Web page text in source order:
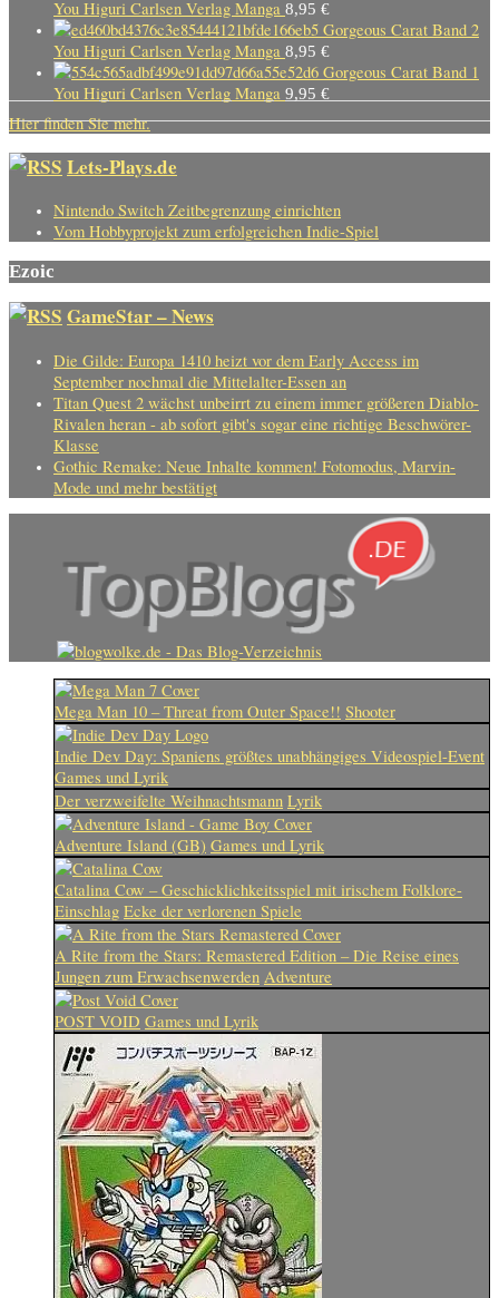
You Higuri Carlsen Verlag Manga 8,95 €
Gorgeous Carat Band 2
You Higuri Carlsen Verlag Manga 8,95 €
Gorgeous Carat Band 1
You Higuri Carlsen Verlag Manga 9,95 €
Hier finden Sie mehr.
Lets-Plays.de
Nintendo Switch Zeitbegrenzung einrichten
Vom Hobbyprojekt zum erfolgreichen Indie-Spiel
Ezoic
GameStar – News
Die Gilde: Europa 1410 heizt vor dem Early Access im
September nochmal die Mittelalter-Essen an
Titan Quest 2 wächst unbeirrt zu einem immer größeren Diablo-
Rivalen heran - ab sofort gibt's sogar eine richtige Beschwörer-
Klasse
Gothic Remake: Neue Inhalte kommen! Fotomodus, Marvin-
Mode und mehr bestätigt
Mega Man 10 – Threat from Outer Space!! Shooter
Indie Dev Day: Spaniens größtes unabhängiges Videospiel-Event
Games und Lyrik
Der verzweifelte Weihnachtsmann Lyrik
Adventure Island (GB) Games und Lyrik
Catalina Cow – Geschicklichkeitsspiel mit irischem Folklore-
Einschlag Ecke der verlorenen Spiele
A Rite from the Stars: Remastered Edition – Die Reise eines
Jungen zum Erwachsenwerden Adventure
POST VOID Games und Lyrik